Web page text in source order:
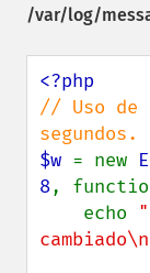
/var/log/
// Uso de
$w = new
8,
    echo